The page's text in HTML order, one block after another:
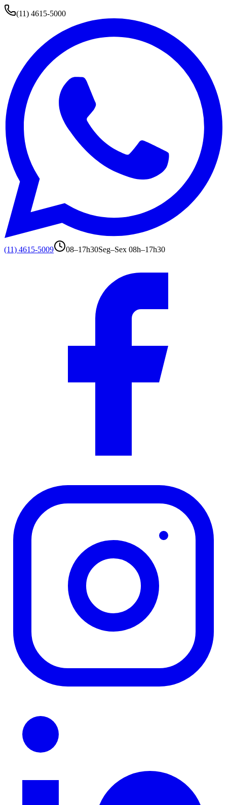
(11) 4615-5000
(11) 4615-5009 08–17h30Seg–Sex 08h–17h30